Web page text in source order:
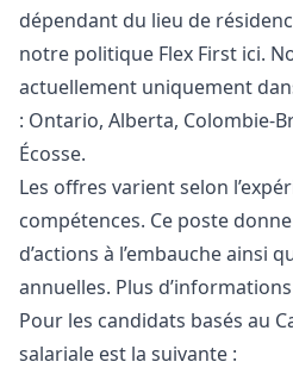
dépendant du lieu de
notre politique Flex First ici.
actuellement uniquement
: Ontario, Alberta, Colombie-
Écosse.
Les offres varient selon
compétences. Ce poste
d’actions à l’embauche ainsi
annuelles. Plus
Pour les candidats basés au
salariale est la suivante :